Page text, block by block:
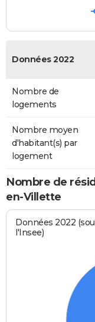
Données 2022
Nombre de
logements
Nombre moyen
d'habitant(s) par
logement
Nombre de
en-Villette
Données 2022
l'Insee)